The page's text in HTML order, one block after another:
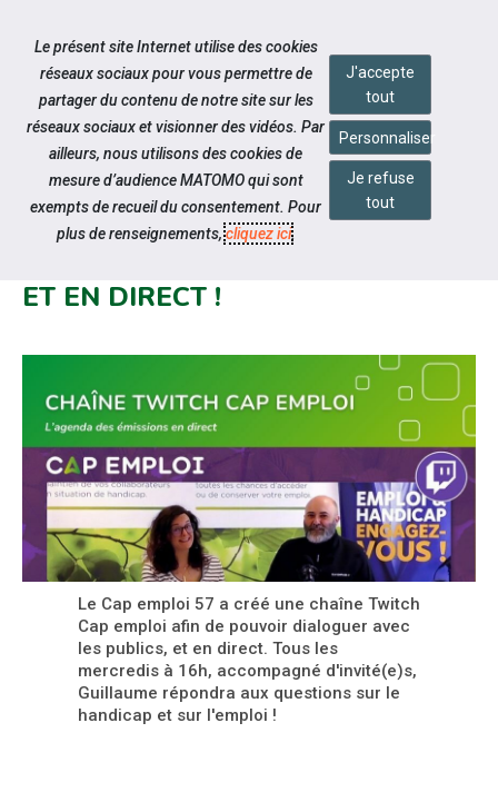
Aller au contenu
Notre actualité
RETROUVEZ CAP EMPLOI SUR
ET EN DIRECT !
Le Cap emploi 57 a créé une chaîne Twitch
Cap emploi afin de pouvoir dialoguer avec
les publics, et en direct. Tous les
mercredis à 16h, accompagné d'invité(e)s,
Guillaume répondra aux questions sur le
handicap et sur l'emploi !
Le présent site Internet utilise des cookies
réseaux sociaux pour vous permettre de
partager du contenu de notre site sur les
réseaux sociaux et visionner des vidéos. Par
ailleurs, nous utilisons des cookies de
mesure d’audience MATOMO qui sont
exempts de recueil du consentement. Pour
plus de renseignements,cliquez ici.
J'accepte
tout
Personnaliser
Je refuse
tout